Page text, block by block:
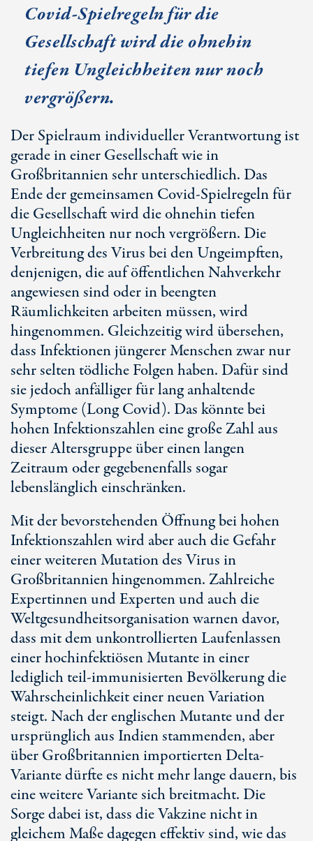
Covid-Spielregeln für die
Gesellschaft wird die ohnehin
tiefen Ungleichheiten nur noch
vergrößern.
Der Spielraum individueller Verantwortung ist
gerade in einer Gesellschaft wie in
Großbritannien sehr unterschiedlich. Das
Ende der gemeinsamen Covid-Spielregeln für
die Gesellschaft wird die ohnehin tiefen
Ungleichheiten nur noch vergrößern. Die
Verbreitung des Virus bei den Ungeimpften,
denjenigen, die auf öffentlichen Nahverkehr
angewiesen sind oder in beengten
Räumlichkeiten arbeiten müssen, wird
hingenommen. Gleichzeitig wird übersehen,
dass Infektionen jüngerer Menschen zwar nur
sehr selten tödliche Folgen haben. Dafür sind
sie jedoch anfälliger für lang anhaltende
Symptome (Long Covid). Das könnte bei
hohen Infektionszahlen eine große Zahl aus
dieser Altersgruppe über einen langen
Zeitraum oder gegebenenfalls sogar
lebenslänglich einschränken.
Mit der bevorstehenden Öffnung bei hohen
Infektionszahlen wird aber auch die Gefahr
einer weiteren Mutation des Virus in
Großbritannien hingenommen. Zahlreiche
Expertinnen und Experten und auch die
Weltgesundheitsorganisation warnen davor,
dass mit dem unkontrollierten Laufenlassen
einer hochinfektiösen Mutante in einer
lediglich teil-immunisierten Bevölkerung die
Wahrscheinlichkeit einer neuen Variation
steigt. Nach der englischen Mutante und der
ursprünglich aus Indien stammenden, aber
über Großbritannien importierten Delta-
Variante dürfte es nicht mehr lange dauern, bis
eine weitere Variante sich breitmacht. Die
Sorge dabei ist, dass die Vakzine nicht in
gleichem Maße dagegen effektiv sind, wie das